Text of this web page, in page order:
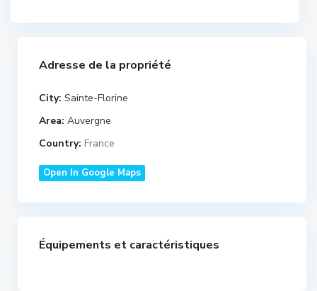
Adresse de la propriété
City: Sainte-Florine
Area: Auvergne
Country: France
Open In Google Maps
Équipements et caractéristiques